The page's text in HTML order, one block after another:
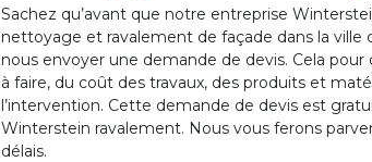
Sachez qu’avant que notre entreprise
nettoyage et ravalement de façade dans la ville
nous envoyer une demande de devis. Cela
à faire, du coût des travaux, des produits et
l’intervention. Cette demande de devis est
Winterstein ravalement. Nous vous ferons
délais.